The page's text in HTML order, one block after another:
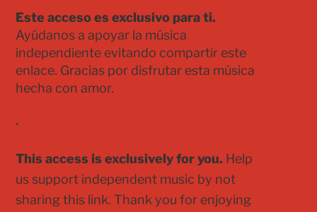
Este acceso es exclusivo para ti.
Ayúdanos a apoyar la música
independiente evitando compartir este
enlace. Gracias por disfrutar esta música
hecha con amor.
•
This access is exclusively for you. Help
us support independent music by not
sharing this link. Thank you for enjoying